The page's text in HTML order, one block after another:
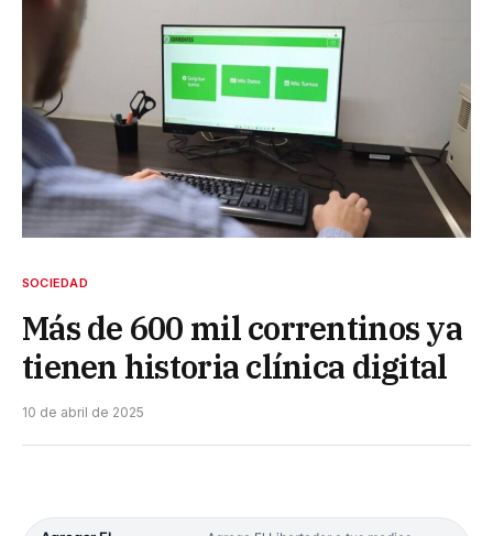
SOCIEDAD
Más de 600 mil correntinos ya
tienen historia clínica digital
10 de abril de 2025